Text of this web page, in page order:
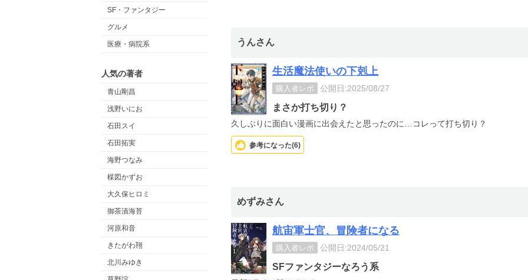
SF・ファンタジー
グルメ
医療・病院系
人気の著者
青山剛昌
浅野いにお
石田スイ
石田拓実
海野つなみ
楳図かずお
大久保ヒロミ
御茶漬海苔
河原和音
きたがわ翔
北川みゆき
うんさん
生活魔法使いの下剋上
購入者レポ 公開日:2025/08/27
まさか打ち切り？
久しぶりに面白い漫画に出会えたと思ったのに…コレって打ち切り？
参考になった(6)
めずみさん
航宙軍士官、冒険者になる
購入者レポ 公開日:2024/05/21
SFファンタジーなろう系